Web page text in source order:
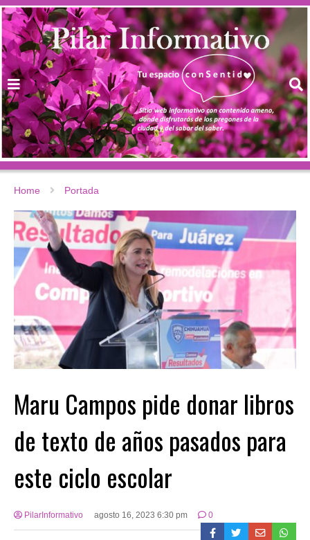
Home Portada
Maru Campos pide donar libros
de texto de años pasados para
este ciclo escolar
PilarInformativo agosto 16, 2023 6:30 pm 0